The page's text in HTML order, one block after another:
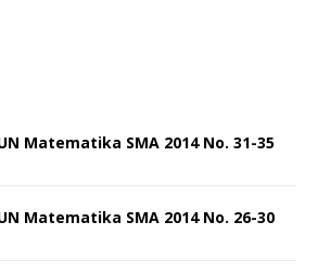
Matematika SMA 2014 No. 31-35
Matematika SMA 2014 No. 26-30